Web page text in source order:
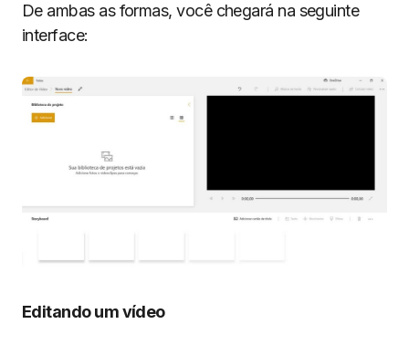
De ambas as formas, você chegará na seguinte
interface:
Editando um vídeo